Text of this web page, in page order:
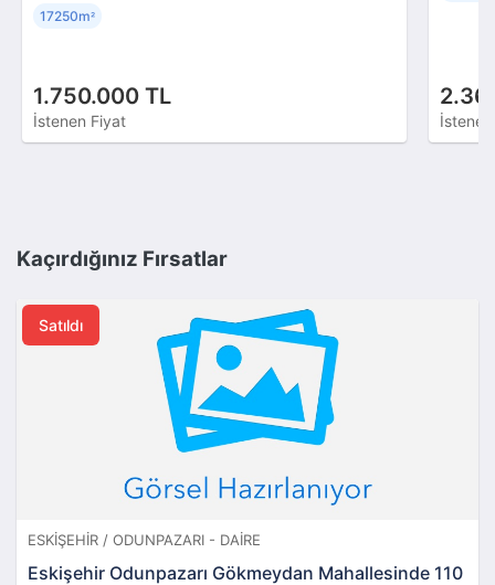
1.750.000 TL
İstenen Fiyat
17250m²
Kaçırdığınız Fırsatlar
Satıldı
ESKIŞEHIR / ODUNPAZARI - DAIRE
Eskişehir Odunpazarı Gökmeydan Mahallesinde 110